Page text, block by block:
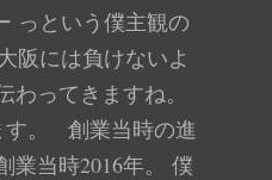
っという僕主観の
阪には負けないよ
わってきますね。
す。 創業当時の進
業当時2016年。 僕